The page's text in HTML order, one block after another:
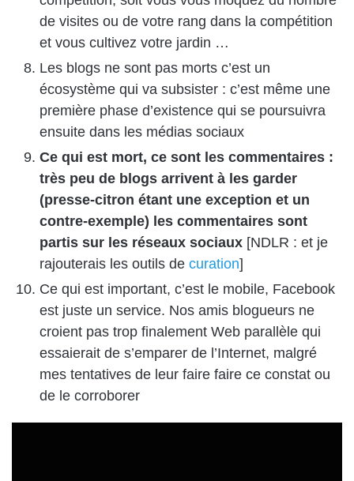
de visites ou de votre rang dans la compétition
et vous cultivez votre jardin …
Les blogs ne sont pas morts c’est un
écosystème qui va subsister : c’est même une
première phase d’existence qui se poursuivra
ensuite dans les médias sociaux
Ce qui est mort, ce sont les commentaires :
très peu de blogs arrivent à les garder
(presse-citron étant une exception et un
contre-exemple) les commentaires sont
partis sur les réseaux sociaux [NDLR : et je
rajouterais les outils de curation]
Ce qui est important, c’est le mobile, Facebook
est juste un service. Nos amis blogueurs ne
croient pas trop finalement Web parallèle qui
essaierait de s’emparer de l’Internet, malgré
mes tentatives de leur faire faire ce constat ou
de le corroborer